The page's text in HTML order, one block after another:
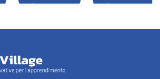
leggere
leggere